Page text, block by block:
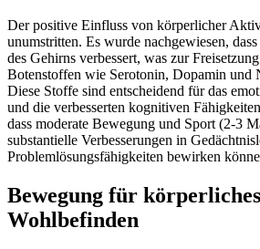
Der positive Einfluss von körperlicher
unumstritten. Es wurde nachgewiesen,
des Gehirns verbessert, was zur
Botenstoffen wie Serotonin, Dopamin und
Diese Stoffe sind entscheidend für das
und die verbesserten kognitiven
dass moderate Bewegung und Sport (2-3
substantielle Verbesserungen in
Problemlösungsfähigkeiten bewirken
Bewegung für
Wohlbefinden